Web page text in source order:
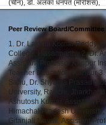
(चीन), डॉ. अलका धनपत (मॉरीशस),
Peer Review Board/Committee
1. Dr. Lakkidi Komar Reddy,
College, Hasanparthy 2. Dr.
Assistant Professor,Kanpur
Teacher Education, Kanpur 3.
Sahu, Dr. Shyama Prasad
University, Ranchi,
Ashutosh Kumar, Assistant
Himachal Pradesh University,
Gitanjali Nayak, Assistant